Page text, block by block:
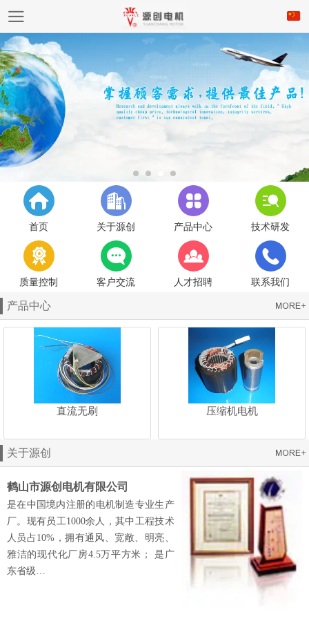
首页 关于源创 产品中心 技术研发
质量控制 客户交流 人才招聘 联系我们
产品中心
直流无刷 压缩机电机
关于源创
鹤山市源创电机有限公司
是在中国境内注册的电机制造专业生产
厂。现有员工1000余人，其中工程技术
人员占10%，拥有通风、宽敞、明亮、
雅洁的现代化厂房4.5万平方米； 是广
东省级…